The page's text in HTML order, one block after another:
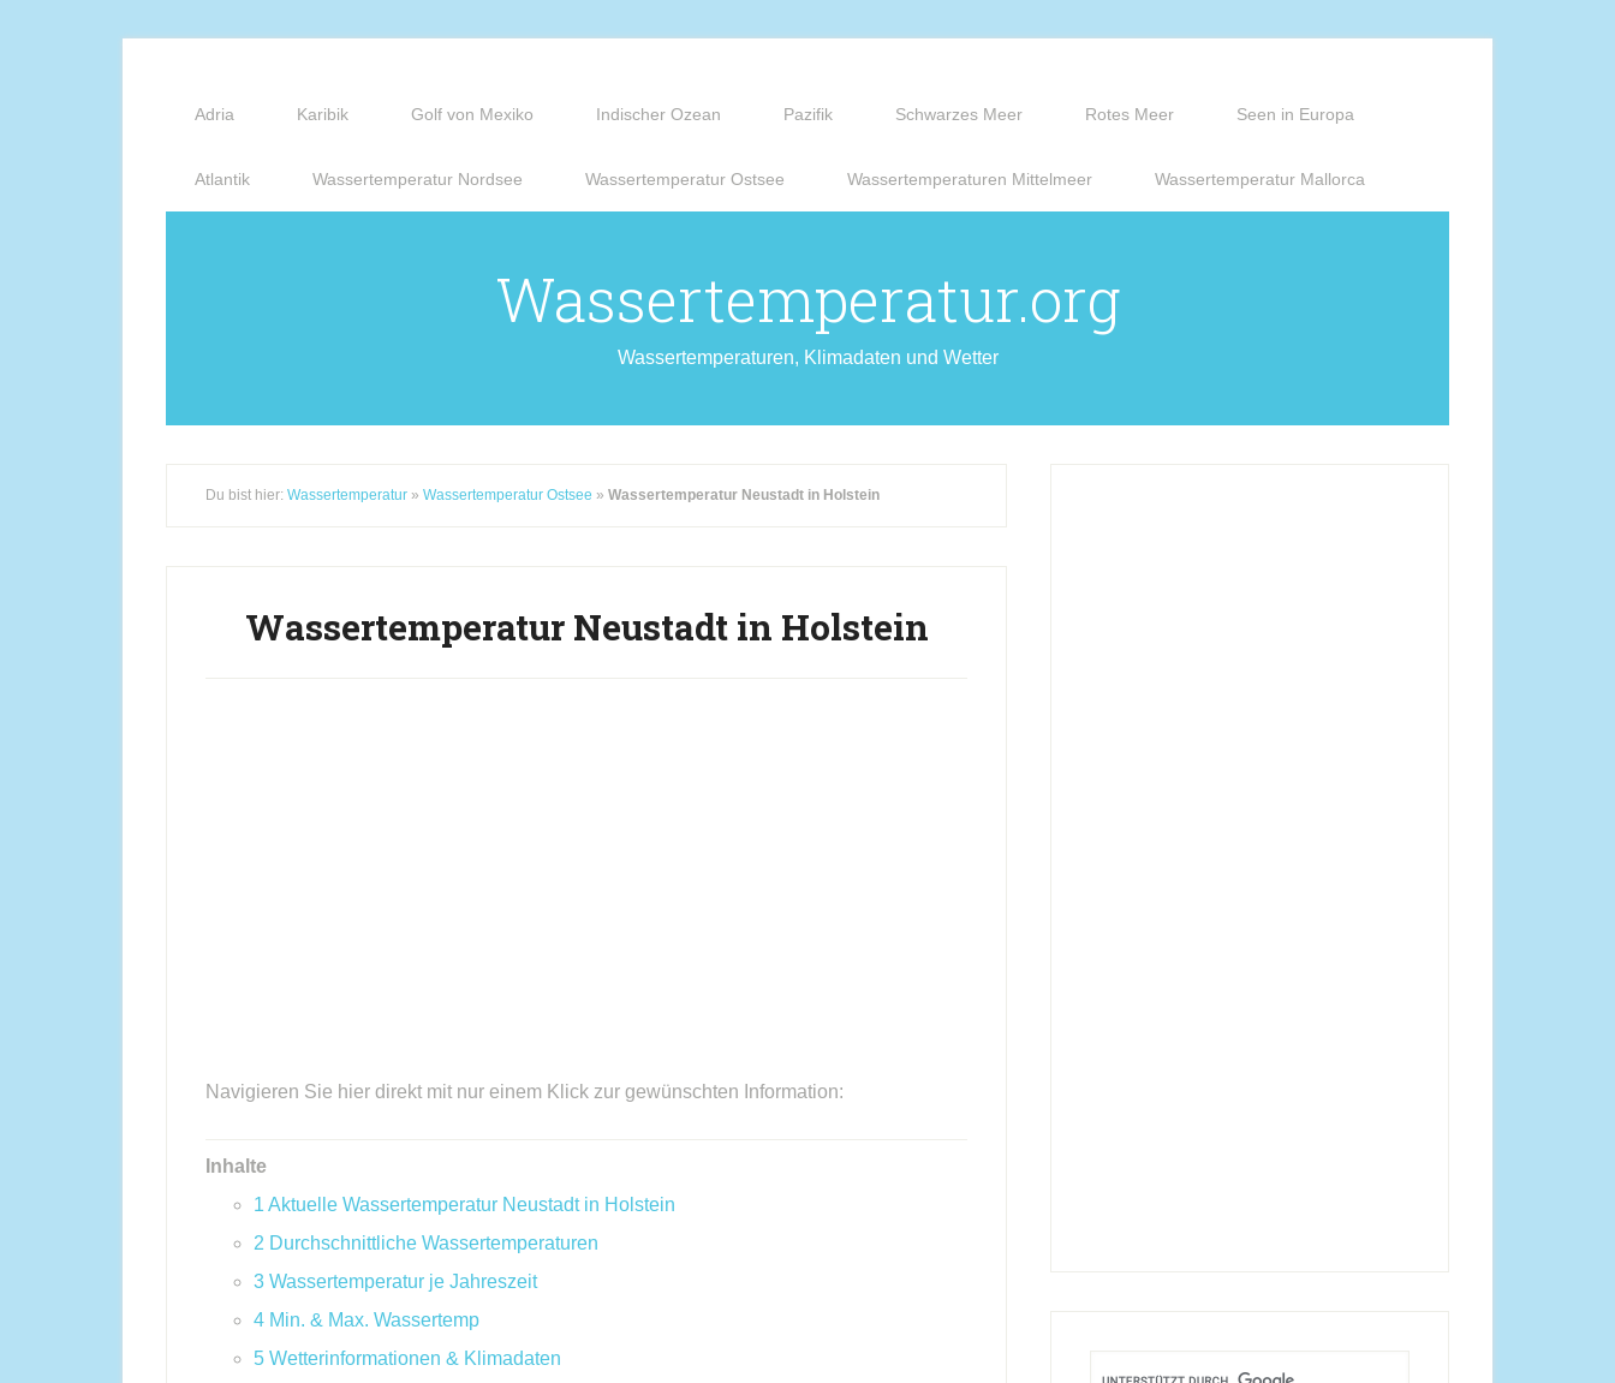
Adria Karibik Golf von Mexiko Indischer Ozean Pazifik Schwarzes Meer Rotes Meer Seen in Europa
Atlantik Wassertemperatur Nordsee Wassertemperatur Ostsee Wassertemperaturen Mittelmeer Wassertemperatur Mallorca
Wassertemperatur.org
Wassertemperaturen, Klimadaten und Wetter
Du bist hier: Wassertemperatur » Wassertemperatur Ostsee » Wassertemperatur Neustadt in Holstein
Wassertemperatur Neustadt in Holstein
Navigieren Sie hier direkt mit nur einem Klick zur gewünschten Information:
Inhalte
1 Aktuelle Wassertemperatur Neustadt in Holstein
2 Durchschnittliche Wassertemperaturen
3 Wassertemperatur je Jahreszeit
4 Min. & Max. Wassertemp
5 Wetterinformationen & Klimadaten